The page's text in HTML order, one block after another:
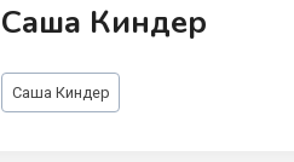
Саша Киндер
Метки
записи:
Саша Киндер